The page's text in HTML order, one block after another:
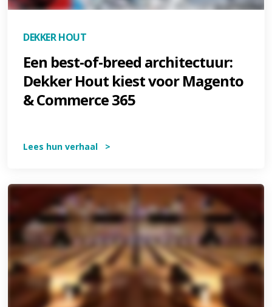
DEKKER HOUT
Een best-of-breed architectuur:
Dekker Hout kiest voor Magento
& Commerce 365
Lees hun verhaal >